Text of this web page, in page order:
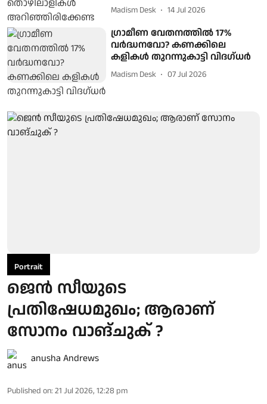
Madism Desk 14 Jul 2026
ഗ്രാമീണ വേതനത്തില്‍ 17%
വര്‍ദ്ധനവോ? കണക്കിലെ
കളികള്‍ തുറന്നുകാട്ടി വിദഗ്ധര്‍
Madism Desk 07 Jul 2026
Portrait
ജെൻ സീയുടെ
പ്രതിഷേധമുഖം; ആരാണ്
സോനം വാങ്ചുക് ?
anusha Andrews
Published on: 21 Jul 2026, 12:28 pm